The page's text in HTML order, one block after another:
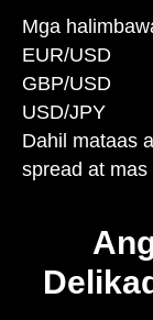
Mga
EUR/USD
GBP/USD
USD/JPY
Dahil mataas
spread at